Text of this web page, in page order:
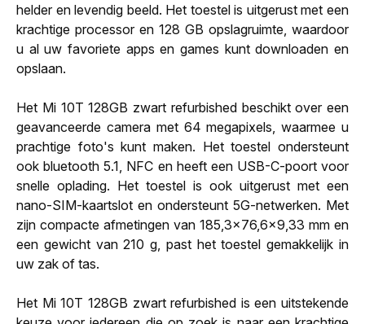
helder en levendig beeld. Het toestel is uitgerust met een
krachtige processor en 128 GB opslagruimte, waardoor
u al uw favoriete apps en games kunt downloaden en
opslaan.
Het Mi 10T 128GB zwart refurbished beschikt over een
geavanceerde camera met 64 megapixels, waarmee u
prachtige foto's kunt maken. Het toestel ondersteunt
ook bluetooth 5.1, NFC en heeft een USB-C-poort voor
snelle oplading. Het toestel is ook uitgerust met een
nano-SIM-kaartslot en ondersteunt 5G-netwerken. Met
zijn compacte afmetingen van 185,3x76,6x9,33 mm en
een gewicht van 210 g, past het toestel gemakkelijk in
uw zak of tas.
Het Mi 10T 128GB zwart refurbished is een uitstekende